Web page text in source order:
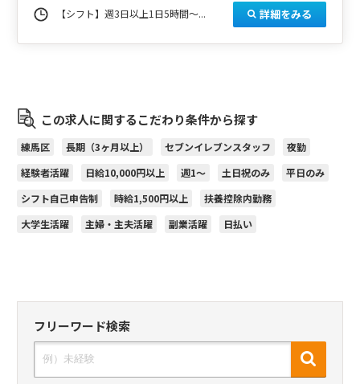
【シフト】週3日以上1日5時間～... 詳細をみる
この求人に関するこだわり条件から探す
練馬区 長期（3ヶ月以上） セブンイレブンスタッフ
夜勤
経験者活躍
日給10,000円以上 週1～ 土日祝のみ
平日のみ
シフト自己申告制
時給1,500円以上
扶養控除内勤務
大学生活躍
主婦・主夫活躍 副業活躍 日払い
フリーワード検索